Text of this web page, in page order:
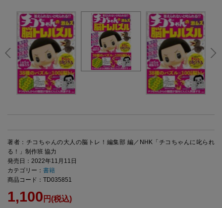
著者：チコちゃんの大人の脳トレ！編集部 編／NHK「チコちゃんに叱られ
る！」制作班 協力
発売日：2022年11月11日
カテゴリー： 書籍
商品コード：TD035851
1,100 円(税込)